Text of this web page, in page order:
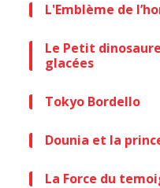
L'Emblème de
Le Petit
glacées
Tokyo Bordello
Dounia et la
La Force du